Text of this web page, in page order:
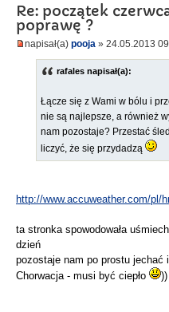
Re: początek
poprawę ?
napisał(a) pooja » 24.05.2013
rafales napisał(a):
Łącze się z Wami w bólu i
nie są najlepsze, a również
nam pozostaje? Przestać
liczyć, że się przydadzą
http://www.accuweather.com/pl/
ta stronka spowodowała
dzień
pozostaje nam po prostu
Chorwacja - musi być ciepło
))